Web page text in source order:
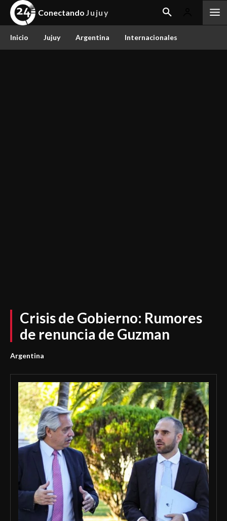
Conectando Jujuy
Inicio Jujuy Argentina Internacionales
Crisis de Gobierno: Rumores
de renuncia de Guzman
Argentina